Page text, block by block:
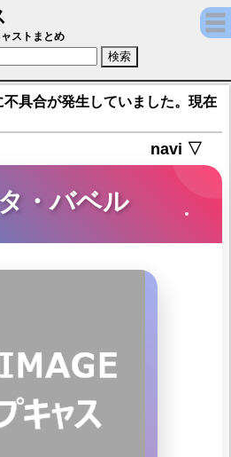
ベル（声優：榊原優希)【タ
ストまとめ
具合が発生していました。現在
navi ▽
・バベル